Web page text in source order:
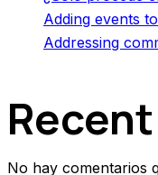
Adding events
Addressing
No hay comentarios